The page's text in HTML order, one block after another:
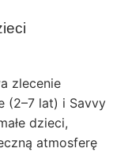
zlecenie
(2–7 lat) i Savvy
dzieci,
atmosferę